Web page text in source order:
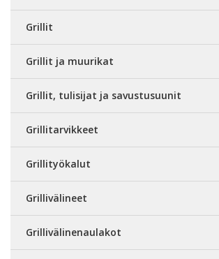
Grillit
Grillit ja muurikat
Grillit, tulisijat ja savustusuunit
Grillitarvikkeet
Grillityökalut
Grillivälineet
Grillivälinenaulakot